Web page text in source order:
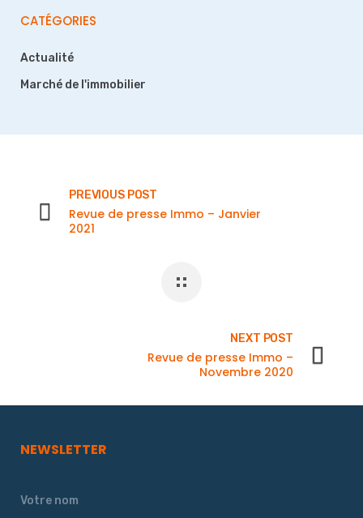
CATÉGORIES
Actualité
Marché de l'immobilier
PREVIOUS POST
Revue de presse Immo – Janvier
2021
NEXT POST
Revue de presse Immo –
Novembre 2020
NEWSLETTER
Votre nom